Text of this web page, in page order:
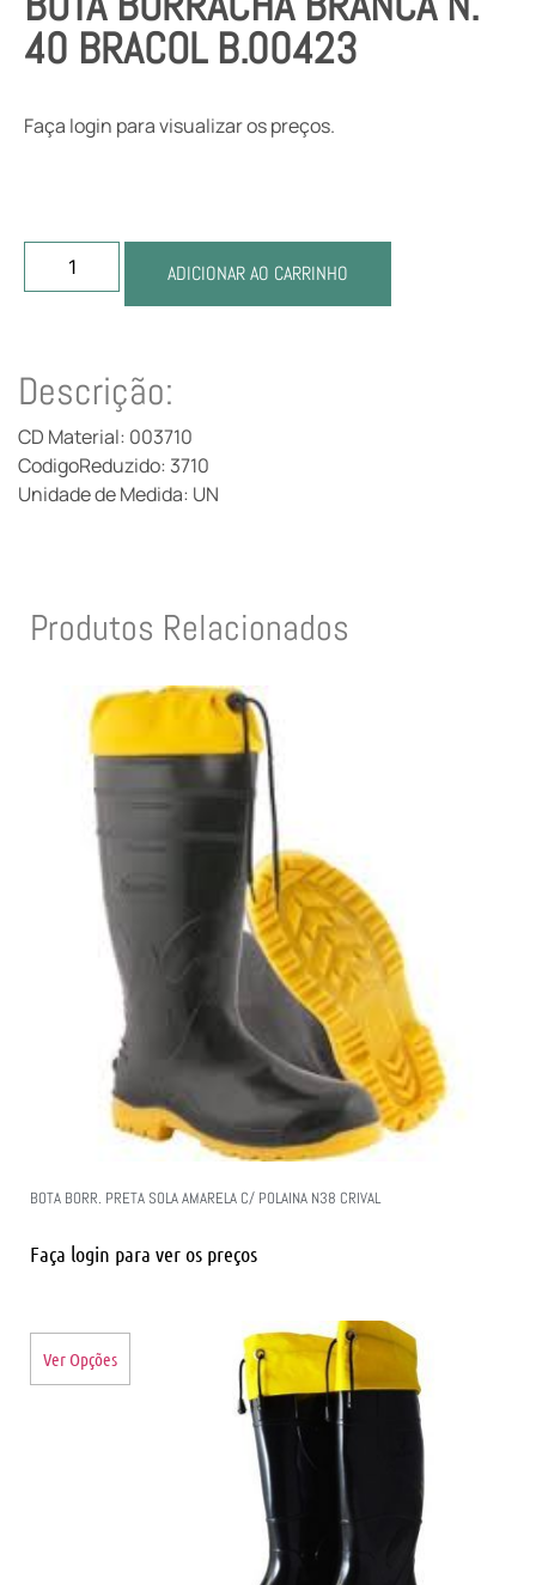
40 BRACOL B.00423
Faça login para visualizar os preços.
ADICIONAR AO CARRINHO
Descrição:
CD Material: 003710
CodigoReduzido: 3710
Unidade de Medida: UN
Produtos Relacionados
BOTA BORR. PRETA SOLA AMARELA C/ POLAINA N38 CRIVAL
Faça login para ver os preços
Ver Opções